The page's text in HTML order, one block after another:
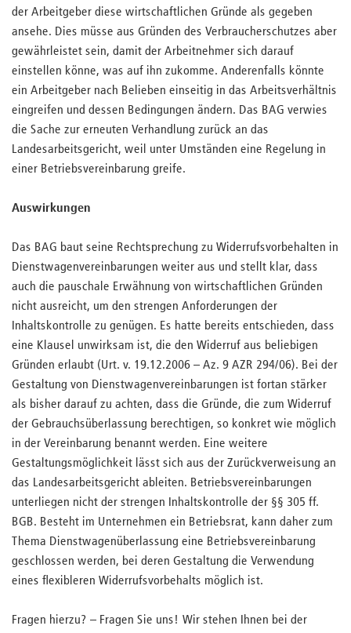
der Arbeitgeber diese wirtschaftlichen Gründe als gegeben
ansehe. Dies müsse aus Gründen des Verbraucherschutzes aber
gewährleistet sein, damit der Arbeitnehmer sich darauf
einstellen könne, was auf ihn zukomme. Anderenfalls könnte
ein Arbeitgeber nach Belieben einseitig in das Arbeitsverhältnis
eingreifen und dessen Bedingungen ändern. Das BAG verwies
die Sache zur erneuten Verhandlung zurück an das
Landesarbeitsgericht, weil unter Umständen eine Regelung in
einer Betriebsvereinbarung greife.
Auswirkungen
Das BAG baut seine Rechtsprechung zu Widerrufsvorbehalten in
Dienstwagenvereinbarungen weiter aus und stellt klar, dass
auch die pauschale Erwähnung von wirtschaftlichen Gründen
nicht ausreicht, um den strengen Anforderungen der
Inhaltskontrolle zu genügen. Es hatte bereits entschieden, dass
eine Klausel unwirksam ist, die den Widerruf aus beliebigen
Gründen erlaubt (Urt. v. 19.12.2006 – Az. 9 AZR 294/06). Bei der
Gestaltung von Dienstwagenvereinbarungen ist fortan stärker
als bisher darauf zu achten, dass die Gründe, die zum Widerruf
der Gebrauchsüberlassung berechtigen, so konkret wie möglich
in der Vereinbarung benannt werden. Eine weitere
Gestaltungsmöglichkeit lässt sich aus der Zurückverweisung an
das Landesarbeitsgericht ableiten. Betriebsvereinbarungen
unterliegen nicht der strengen Inhaltskontrolle der §§ 305 ff.
BGB. Besteht im Unternehmen ein Betriebsrat, kann daher zum
Thema Dienstwagenüberlassung eine Betriebsvereinbarung
geschlossen werden, bei deren Gestaltung die Verwendung
eines flexibleren Widerrufsvorbehalts möglich ist.
Fragen hierzu? – Fragen Sie uns! Wir stehen Ihnen bei der